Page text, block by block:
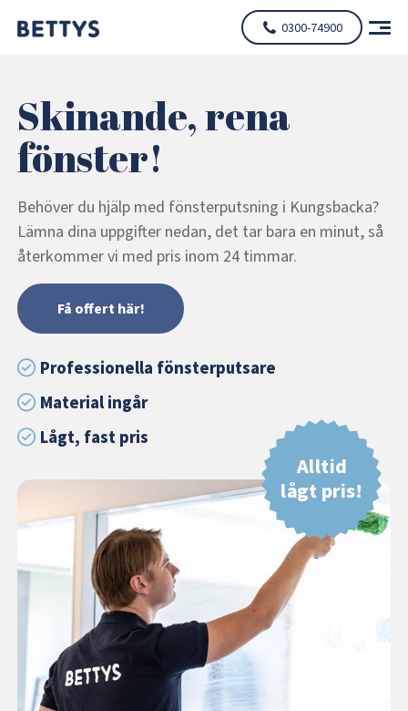
0300-74900
Skinande, rena
fönster!
Behöver du hjälp med fönsterputsning i Kungsbacka?
Lämna dina uppgifter nedan, det tar bara en minut, så
återkommer vi med pris inom 24 timmar.
Få offert här!
Professionella fönsterputsare
Material ingår
Lågt, fast pris
Alltid
lågt pris!